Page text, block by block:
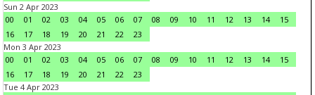
Sun 2 Apr 2023
00
01 02 03 04 05 06 07 08 09 10 11 12 13 14
15
16
17 18 19 20 21 22
23
Mon 3 Apr 2023
00
01 02 03 04 05 06 07 08 09 10 11 12 13 14
15
16
17 18 19 20 21 22
23
Tue 4 Apr 2023